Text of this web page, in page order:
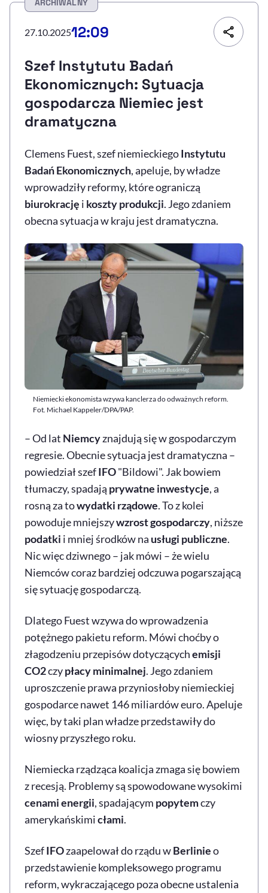
Sprawdź, jak i dlaczego zwiększamy dostępność, otwiera się w nowym
Deklaracja dostępności, otwiera się w nowym oknie
Zgłoś problem
, otwiera się w
ARCHIWALNY
27.10.202512:09
Szef Instytutu Badań
Ekonomicznych: Sytuacja
gospodarcza Niemiec jest
dramatyczna
Clemens Fuest, szef niemieckiegoInstytutu
Badań Ekonomicznych, apeluje, by władze
wprowadziły reformy, które ograniczą
biurokrację i koszty produkcji. Jego zdaniem
obecna sytuacja w kraju jest dramatyczna.
Niemiecki ekonomista wzywa kanclerza do odważnych reform.
Fot. Michael Kappeler/DPA/PAP.
– Od lat Niemcyznajdują się w gospodarczym
regresie. Obecnie sytuacja jest dramatyczna –
powiedział szefIFO"Bildowi". Jak bowiem
tłumaczy, spadają prywatne inwestycje, a
rosną za towydatki rządowe. To z kolei
powoduje mniejszywzrost gospodarczy, niższe
podatki i mniej środków na usługi publiczne.
Nic więc dziwnego – jak mówi – że wielu
Niemców coraz bardziej odczuwa pogarszającą
się sytuację gospodarczą.
Dlatego Fuest wzywa do wprowadzenia
potężnego pakietu reform. Mówi choćby o
złagodzeniu przepisów dotyczącychemisji
CO2czypłacy minimalnej. Jego zdaniem
uproszczenie prawa przyniosłoby niemieckiej
gospodarce nawet 146 miliardów euro. Apeluje
więc, by taki plan władze przedstawiły do
wiosny przyszłego roku.
Niemiecka rządząca koalicja zmaga się bowiem
z recesją. Problemy są spowodowane wysokimi
cenami energii, spadającym popytemczy
amerykańskimicłami.
SzefIFOzaapelował do rządu wBerlinieo
przedstawienie kompleksowego programu
reform, wykraczającego poza obecne ustalenia